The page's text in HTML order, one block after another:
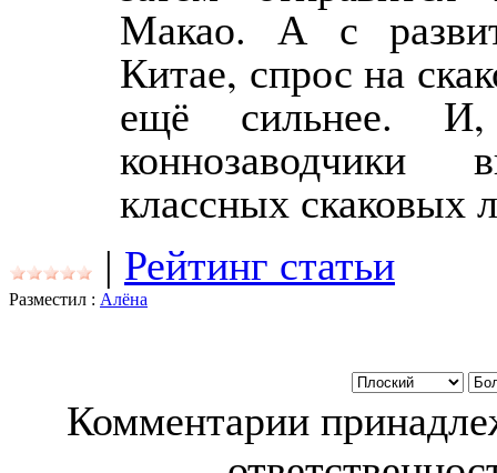
Макао. А с
Китае, спрос на
ещё сильнее. И,
коннозаводчики
классных скаковых
| Рейтинг статьи
Разместил : Алёна
Комментарии